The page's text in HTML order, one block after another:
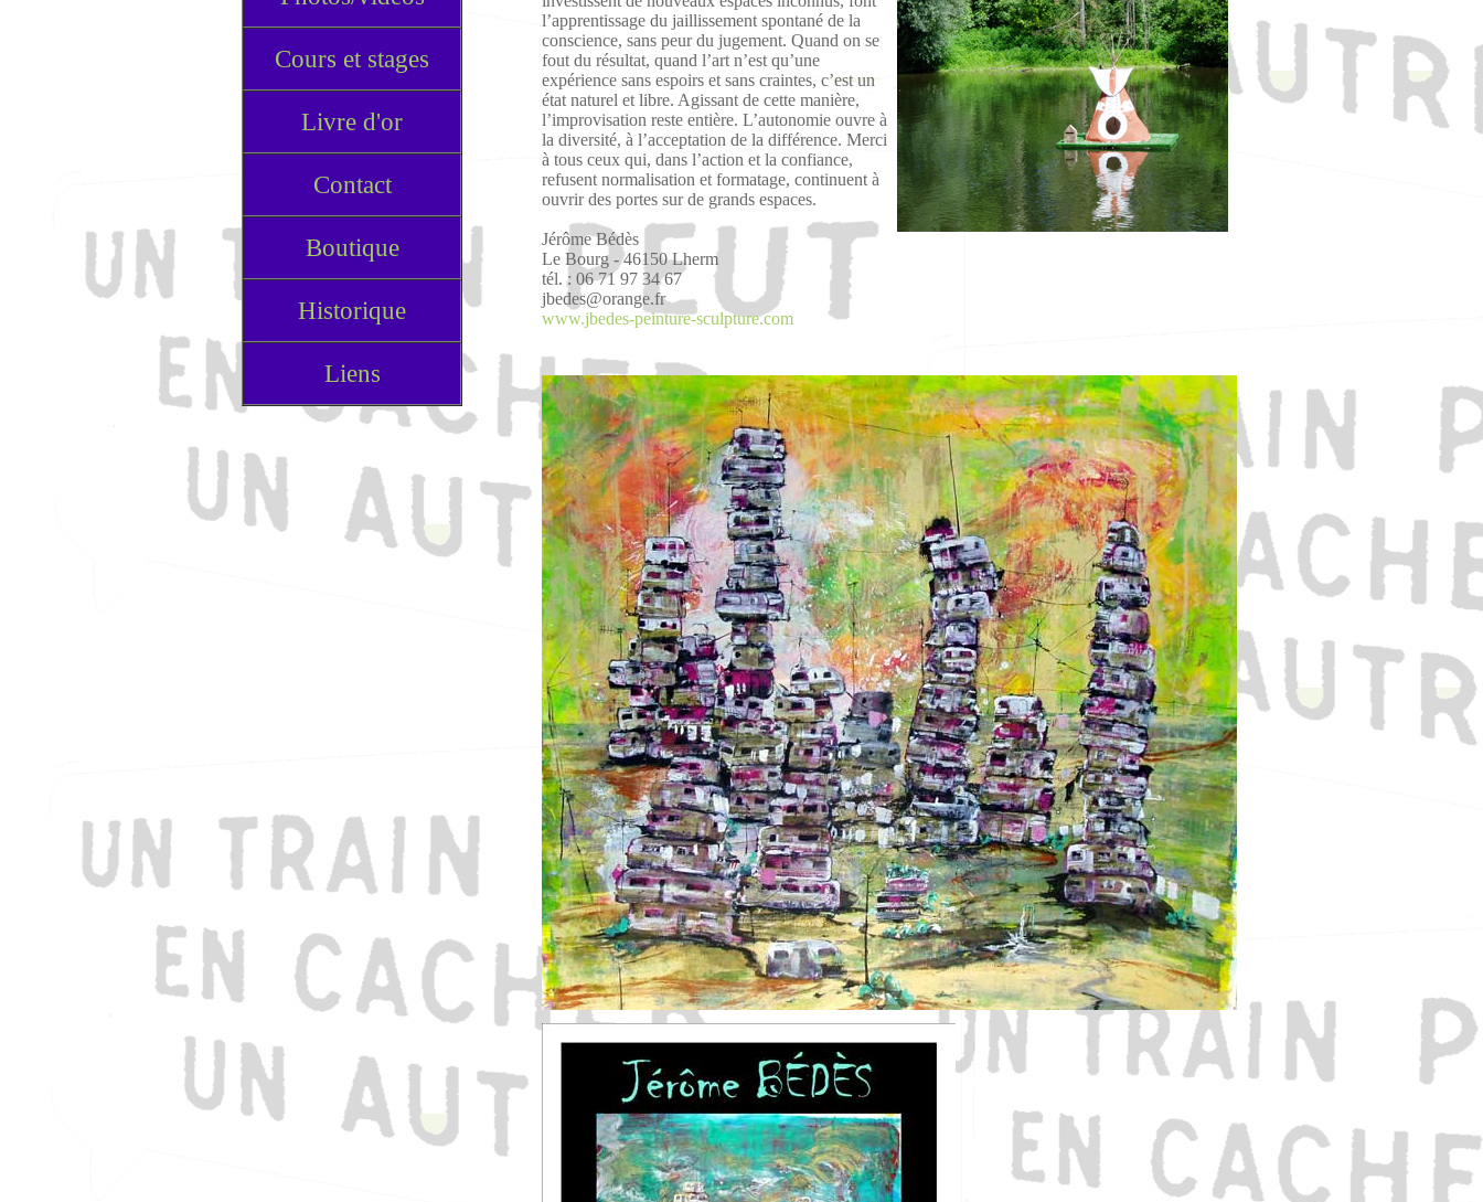
Cours et stages
Livre d'or
Contact
Boutique
Historique
Liens
l’apprentissage du jaillissement spontané de la
conscience, sans peur du jugement. Quand on se
fout du résultat, quand l’art n’est qu’une
expérience sans espoirs et sans craintes, c’est un
état naturel et libre. Agissant de cette manière,
l’improvisation reste entière. L’autonomie ouvre à
la diversité, à l’acceptation de la différence. Merci
à tous ceux qui, dans l’action et la confiance,
refusent normalisation et formatage, continuent à
ouvrir des portes sur de grands espaces.
Jérôme Bédès
Le Bourg - 46150 Lherm
tél. : 06 71 97 34 67
jbedes@orange.fr
www.jbedes-peinture-sculpture.com